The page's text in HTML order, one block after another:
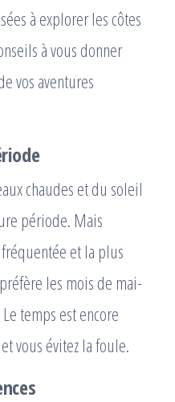
à explorer les côtes
à vous donner
vos aventures
chaudes et du soleil
période. Mais
et la plus
les mois de mai-
temps est encore
vous évitez la foule.